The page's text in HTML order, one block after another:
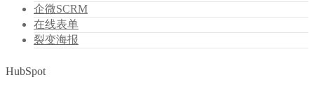
企微SCRM
在线表单
裂变海报
HubSpot